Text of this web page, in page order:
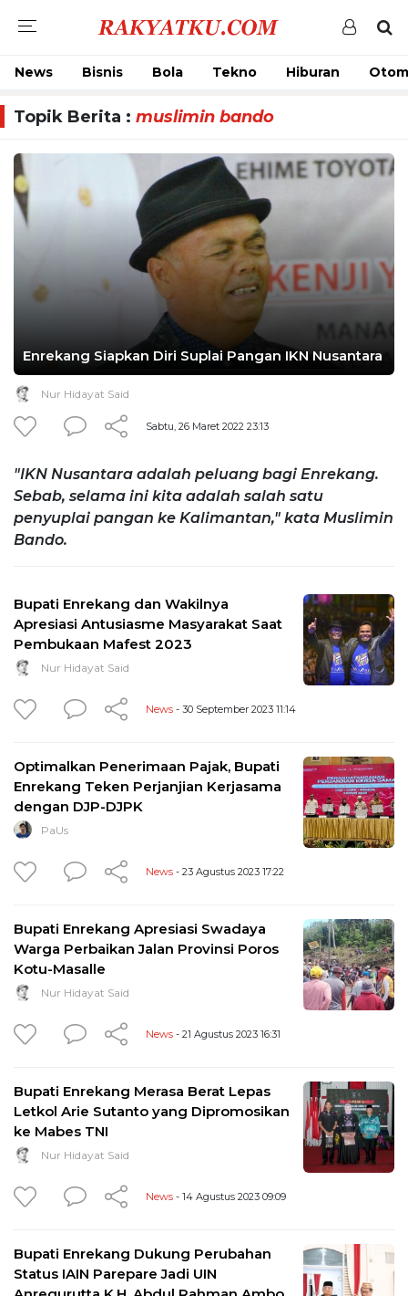
News Bisnis Bola Tekno Hiburan
Topik Berita : muslimin bando
Enrekang Siapkan Diri Suplai Pangan IKN Nusantara
Nur Hidayat Said
Sabtu, 26 Maret 2022 23:13
"IKN Nusantara adalah peluang bagi Enrekang.
Sebab, selama ini kita adalah salah satu
penyuplai pangan ke Kalimantan," kata Muslimin
Bando.
Bupati Enrekang dan Wakilnya
Apresiasi Antusiasme Masyarakat Saat
Pembukaan Mafest 2023
Nur Hidayat Said
News - 30 September 2023 11:14
Optimalkan Penerimaan Pajak, Bupati
Enrekang Teken Perjanjian Kerjasama
dengan DJP-DJPK
PaUs
News - 23 Agustus 2023 17:22
Bupati Enrekang Apresiasi Swadaya
Warga Perbaikan Jalan Provinsi Poros
Kotu-Masalle
Nur Hidayat Said
News - 21 Agustus 2023 16:31
Bupati Enrekang Merasa Berat Lepas
Letkol Arie Sutanto yang Dipromosikan
ke Mabes TNI
Nur Hidayat Said
News - 14 Agustus 2023 09:09
Bupati Enrekang Dukung Perubahan
Status IAIN Parepare Jadi UIN